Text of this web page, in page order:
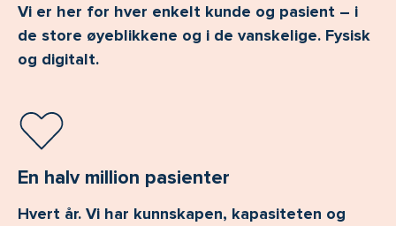
Vi er her for hver enkelt kunde og pasient – i
de store øyeblikkene og i de vanskelige. Fysisk
og digitalt.
En halv million pasienter
Hvert år. Vi har kunnskapen, kapasiteten og